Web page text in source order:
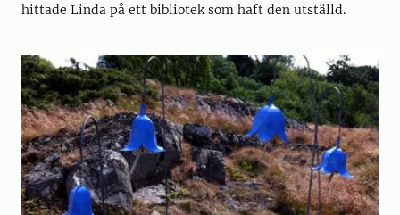
hittade Linda på ett bibliotek som haft den utställd.